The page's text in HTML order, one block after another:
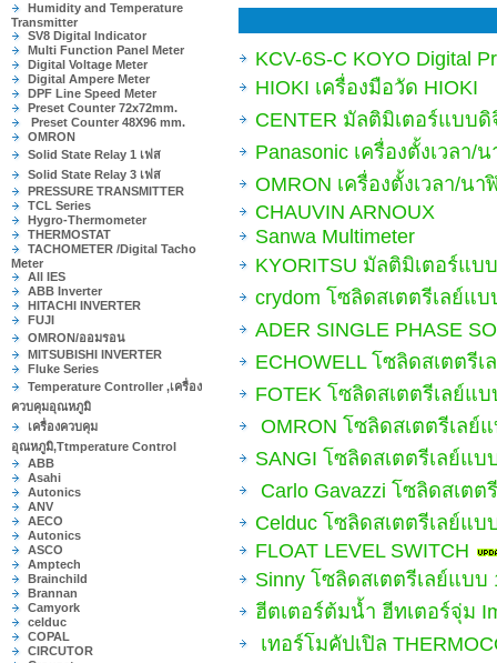
Humidity and Temperature
Transmitter
SV8 Digital Indicator
Multi Function Panel Meter
Digital Voltage Meter
Digital Ampere Meter
DPF Line Speed Meter
Preset Counter 72x72mm.
Preset Counter 48X96 mm.
OMRON
Solid State Relay 1 เฟส
Solid State Relay 3 เฟส
PRESSURE TRANSMITTER
TCL Series
Hygro-Thermometer
THERMOSTAT
TACHOMETER /Digital Tacho
Meter
All IES
ABB Inverter
HITACHI INVERTER
FUJI
OMRON/ออมรอน
MITSUBISHI INVERTER
Fluke Series
Temperature Controller ,เครื่อง
ควบคุมอุณหภูมิ
เครื่องควบคุม
อุณหภูมิ,Ttmperature Control
ABB
Asahi
Autonics
ANV
AECO
Autonics
ASCO
Amptech
Brainchild
Brannan
Camyork
celduc
COPAL
CIRCUTOR
KCV-6S-C KOYO Digital
HIOKI เครื่องมือวัด HIOKI
CENTER มัลติมิเตอร์แบบดิ
Panasonic เครื่องตั้งเวลา/
OMRON เครื่องตั้งเวลา/นา
CHAUVIN ARNOUX
Sanwa Multimeter
KYORITSU มัลติมิเตอร์แบ
crydom โซลิดสเตตรีเลย์แ
ADER SINGLE PHASE
ECHOWELL โซลิดสเตตรีเ
FOTEK โซลิดสเตตรีเลย์แ
OMRON โซลิดสเตตรีเลย์
SANGI โซลิดสเตตรีเลย์แ
Carlo Gavazzi โซลิดสเต
Celduc โซลิดสเตตรีเลย์แ
FLOAT LEVEL SWITCH
Sinny โซลิดสเตตรีเลย์แบบ
ฮีตเตอร์ต้มน้ำ ฮีทเตอร์จุ่ม
เทอร์โมคัปเปิล